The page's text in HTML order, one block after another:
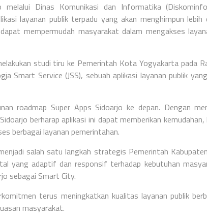
melalui Dinas Komunikasi dan Informatika
layanan publik terpadu yang akan menghimpun
mempermudah masyarakat dalam mengakses
studi tiru ke Pemerintah Kota Yogyakarta pada
Smart Service (JSS), sebuah aplikasi layanan publik
roadmap Super Apps Sidoarjo ke depan. Dengan
berharap aplikasi ini dapat memberikan
berbagai layanan pemerintahan.
salah satu langkah strategis Pemerintah
yang adaptif dan responsif terhadap kebutuhan
sebagai Smart City.
terus meningkatkan kualitas layanan publik
masyarakat.